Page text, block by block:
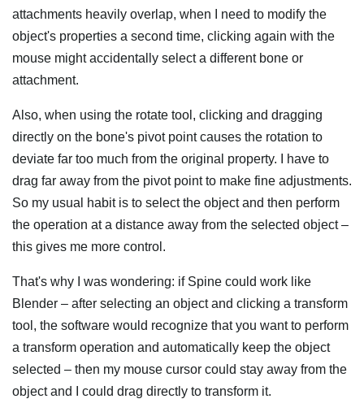
attachments heavily overlap, when I need to modify the
object's properties a second time, clicking again with the
mouse might accidentally select a different bone or
attachment.
Also, when using the rotate tool, clicking and dragging
directly on the bone's pivot point causes the rotation to
deviate far too much from the original property. I have to
drag far away from the pivot point to make fine adjustments.
So my usual habit is to select the object and then perform
the operation at a distance away from the selected object –
this gives me more control.
That's why I was wondering: if Spine could work like
Blender – after selecting an object and clicking a transform
tool, the software would recognize that you want to perform
a transform operation and automatically keep the object
selected – then my mouse cursor could stay away from the
object and I could drag directly to transform it.